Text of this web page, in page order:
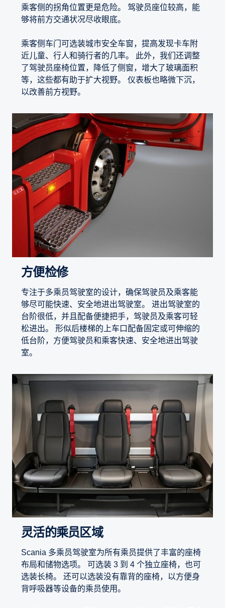
乘客侧的拐角位置更是危险。 驾驶员座位较高，能
够将前方交通状况尽收眼底。
乘客侧车门可选装城市安全车窗，提高发现卡车附
近儿童、行人和骑行者的几率。 此外，我们还调整
了驾驶员座椅位置，降低了侧窗，增大了玻璃面积
等，这些都有助于扩大视野。 仪表板也略微下沉，
以改善前方视野。
方便检修
专注于多乘员驾驶室的设计，确保驾驶员及乘客能
够尽可能快速、安全地进出驾驶室。 进出驾驶室的
台阶很低，并且配备便捷把手，驾驶员及乘客可轻
松进出。 形似后楼梯的上车口配备固定或可伸缩的
低台阶，方便驾驶员和乘客快速、安全地进出驾驶
室。
灵活的乘员区域
Scania 多乘员驾驶室为所有乘员提供了丰富的座椅
布局和储物选项。 可选装 3 到 4 个独立座椅，也可
选装长椅。 还可以选装没有靠背的座椅，以方便身
背呼吸器等设备的乘员使用。